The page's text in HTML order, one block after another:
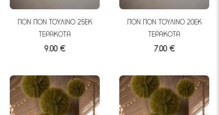
ΠΟΝ ΠΟΝ ΤΟΥΛΙΝΟ 25ΕΚ
ΤΕΡΑΚΟΤΑ
9.00 €
ΠΟΝ ΠΟΝ ΤΟΥΛΙΝΟ 20ΕΚ
ΤΕΡΑΚΟΤΑ
7.00 €